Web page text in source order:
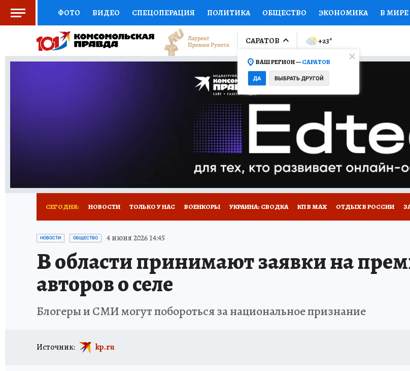
ФОТО ВИДЕО СПЕЦОПЕРАЦИЯ ПОЛИТИКА ОБЩЕСТВО ЭКОНОМИКА В МИРЕ
СОЦПОДДЕРЖКА НАУКА СПОРТ КОЛУМНИСТЫ ПРОИСШЕСТВИЯ
ВЫБОР ЭКСПЕРТОВ ДОКТОР ФИНАНСЫ ОТКРЫВАЕМ МИР Я ЗНАЮ СЕМЬЯ
ПРОГНОЗЫ НА СПОРТ ПРОМОКОДЫ СЕРИАЛЫ
ТЕЛЕВИЗОР КОЛЛЕКЦИИ КОНКУРСЫ
НОВОЕ НА САЙТЕ
САРАТОВ
ВАШ РЕГИОН —САРАТОВ
ДА ВЫБРАТЬ ДРУГОЙ
+23°
СЕГОДНЯ: НОВОСТИ ТОЛЬКО У НАС ВОЕНКОРЫ УКРАИНА: СВОДКА КП В МАХ ОТДЫХ В РОССИИ
ИСПЫТАНО НА СЕБЕ
НОВОСТИ ОБЩЕСТВО 4 июня 2026 14:45
В области принимают заявки на
авторов о селе
Блогеры и СМИ могут побороться за национальное признание
Источник: kp.ru